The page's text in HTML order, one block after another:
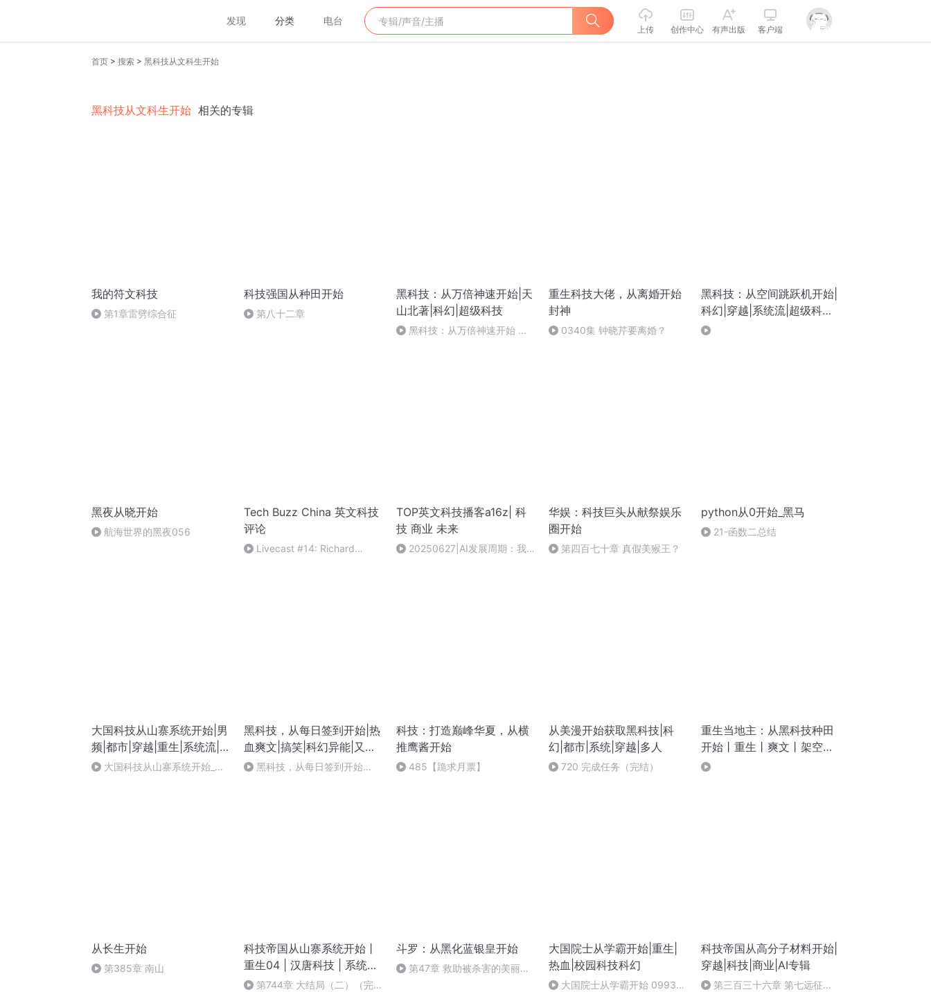
发现 分类 电台
上传 创作中心 有声出版 客户端
首页 > 搜索 > 黑科技从文科生开始
黑科技从文科生开始 相关的专辑
我的符文科技
第1章雷劈综合征
科技强国从种田开始
第八十二章
黑科技：从万倍神速开始|天
山北著|科幻|超级科技
黑科技：从万倍神速开始 第
重生科技大佬，从离婚开始
封神
0340集 钟晓芹要离婚？
黑科技：从空间跳跃机开始|
科幻|穿越|系统流|超级科技|
科幻
黑夜从晓开始
航海世界的黑夜056
Tech Buzz China 英文科技
评论
Livecast #14: Richard
TOP英文科技播客a16z| 科
技 商业 未来
20250627|AI发展周期：我
华娱：科技巨头从献祭娱乐
圈开始
第四百七十章 真假美猴王？
python从0开始_黑马
21-函数二总结
大国科技从山寨系统开始|男
频|都市|穿越|重生|系统流|
金手指|黑科技|商战
大国科技从山寨系统开始_第
黑科技，从每日签到开始|热
血爽文|搞笑|科幻异能|又名
《从神豪开始的国之大士》
黑科技，从每日签到开始
科技：打造巅峰华夏，从横
推鹰酱开始
485【跪求月票】
从美漫开始获取黑科技|科
幻|都市|系统|穿越|多人
720 完成任务（完结）
重生当地主：从黑科技种田
开始丨重生丨爽文丨架空历
史丨暴富
从长生开始
第385章 南山
科技帝国从山寨系统开始丨
重生04 | 汉唐科技 | 系统流
爽文第744章 大结局（二）（完
斗罗：从黑化蓝银皇开始
第47章 救助被杀害的美丽太
大国院士从学霸开始|重生|
热血|校园科技科幻
大国院士从学霸开始 0993
科技帝国从高分子材料开始|
穿越|科技|商业|AI专辑
第三百三十六章 第七远征舰